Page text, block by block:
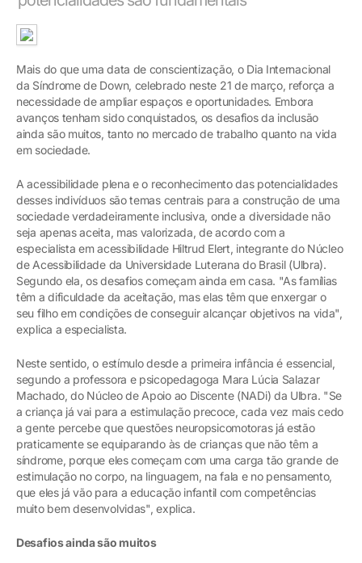
Mais do que uma data de conscientização, o Dia Internacional
da Síndrome de Down, celebrado neste 21 de março, reforça a
necessidade de ampliar espaços e oportunidades. Embora
avanços tenham sido conquistados, os desafios da inclusão
ainda são muitos, tanto no mercado de trabalho quanto na vida
em sociedade.
A acessibilidade plena e o reconhecimento das potencialidades
desses indivíduos são temas centrais para a construção de uma
sociedade verdadeiramente inclusiva, onde a diversidade não
seja apenas aceita, mas valorizada, de acordo com a
especialista em acessibilidade Hiltrud Elert, integrante do Núcleo
de Acessibilidade da Universidade Luterana do Brasil (Ulbra).
Segundo ela, os desafios começam ainda em casa. "As famílias
têm a dificuldade da aceitação, mas elas têm que enxergar o
seu filho em condições de conseguir alcançar objetivos na vida",
explica a especialista.
Neste sentido, o estímulo desde a primeira infância é essencial,
segundo a professora e psicopedagoga Mara Lúcia Salazar
Machado, do Núcleo de Apoio ao Discente (NADi) da Ulbra. "Se
a criança já vai para a estimulação precoce, cada vez mais cedo
a gente percebe que questões neuropsicomotoras já estão
praticamente se equiparando às de crianças que não têm a
síndrome, porque eles começam com uma carga tão grande de
estimulação no corpo, na linguagem, na fala e no pensamento,
que eles já vão para a educação infantil com competências
muito bem desenvolvidas", explica.
Desafios ainda são muitos